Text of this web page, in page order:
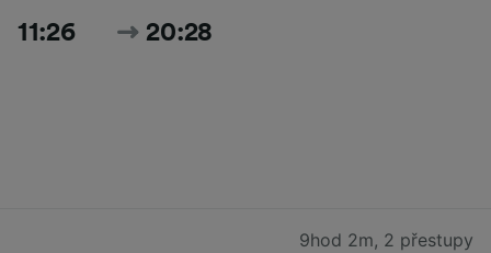
11:26 20:28
9hod 2m, 2 přestupy